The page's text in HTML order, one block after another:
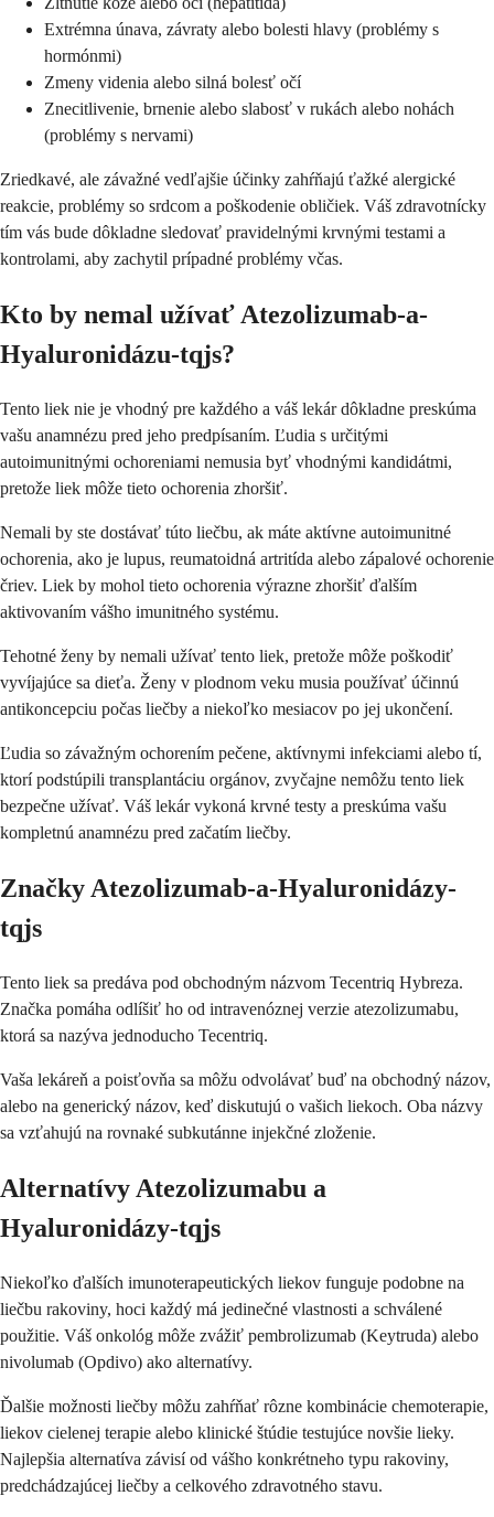
Extrémna únava, závraty alebo bolesti hlavy (problémy s
hormónmi)
Zmeny videnia alebo silná bolesť očí
Znecitlivenie, brnenie alebo slabosť v rukách alebo nohách
(problémy s nervami)
Zriedkavé, ale závažné vedľajšie účinky zahŕňajú ťažké alergické
reakcie, problémy so srdcom a poškodenie obličiek. Váš zdravotnícky
tím vás bude dôkladne sledovať pravidelnými krvnými testami a
kontrolami, aby zachytil prípadné problémy včas.
Kto by nemal užívať Atezolizumab-a-
Hyaluronidázu-tqjs?
Tento liek nie je vhodný pre každého a váš lekár dôkladne preskúma
vašu anamnézu pred jeho predpísaním. Ľudia s určitými
autoimunitnými ochoreniami nemusia byť vhodnými kandidátmi,
pretože liek môže tieto ochorenia zhoršiť.
Nemali by ste dostávať túto liečbu, ak máte aktívne autoimunitné
ochorenia, ako je lupus, reumatoidná artritída alebo zápalové ochorenie
čriev. Liek by mohol tieto ochorenia výrazne zhoršiť ďalším
aktivovaním vášho imunitného systému.
Tehotné ženy by nemali užívať tento liek, pretože môže poškodiť
vyvíjajúce sa dieťa. Ženy v plodnom veku musia používať účinnú
antikoncepciu počas liečby a niekoľko mesiacov po jej ukončení.
Ľudia so závažným ochorením pečene, aktívnymi infekciami alebo tí,
ktorí podstúpili transplantáciu orgánov, zvyčajne nemôžu tento liek
bezpečne užívať. Váš lekár vykoná krvné testy a preskúma vašu
kompletnú anamnézu pred začatím liečby.
Značky Atezolizumab-a-Hyaluronidázy-
tqjs
Tento liek sa predáva pod obchodným názvom Tecentriq Hybreza.
Značka pomáha odlíšiť ho od intravenóznej verzie atezolizumabu,
ktorá sa nazýva jednoducho Tecentriq.
Vaša lekáreň a poisťovňa sa môžu odvolávať buď na obchodný názov,
alebo na generický názov, keď diskutujú o vašich liekoch. Oba názvy
sa vzťahujú na rovnaké subkutánne injekčné zloženie.
Alternatívy Atezolizumabu a
Hyaluronidázy-tqjs
Niekoľko ďalších imunoterapeutických liekov funguje podobne na
liečbu rakoviny, hoci každý má jedinečné vlastnosti a schválené
použitie. Váš onkológ môže zvážiť pembrolizumab (Keytruda) alebo
nivolumab (Opdivo) ako alternatívy.
Ďalšie možnosti liečby môžu zahŕňať rôzne kombinácie chemoterapie,
liekov cielenej terapie alebo klinické štúdie testujúce novšie lieky.
Najlepšia alternatíva závisí od vášho konkrétneho typu rakoviny,
predchádzajúcej liečby a celkového zdravotného stavu.